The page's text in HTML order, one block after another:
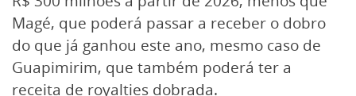
Magé, que poderá passar a receber o dobro
do que já ganhou este ano, mesmo caso de
Guapimirim, que também poderá ter a
receita de royalties dobrada.